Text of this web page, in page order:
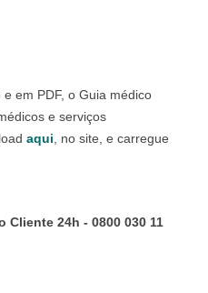
em PDF, o Guia médico
e serviços
aqui , no site, e carregue
Cliente 24h - 0800 030 11